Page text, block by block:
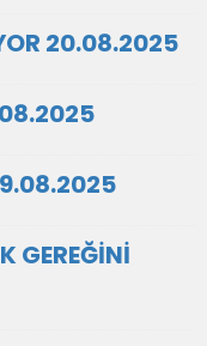
20.08.2025
GEREĞİNİ